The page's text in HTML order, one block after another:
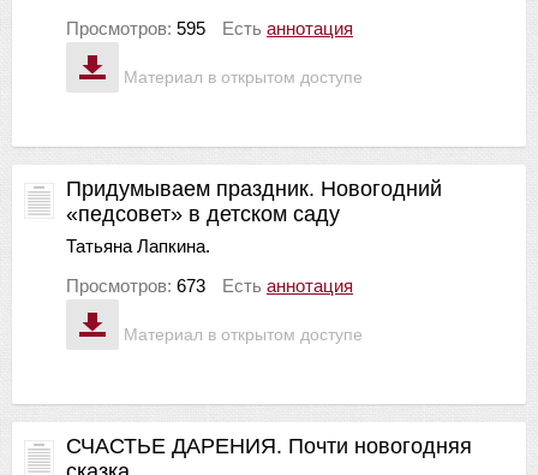
Материал в открытом доступе
Просмотров: 595 Есть аннотация
Материал в открытом доступе
Придумываем праздник. Новогодний
«педсовет» в детском саду
Татьяна Лапкина.
Просмотров: 673 Есть аннотация
СЧАСТЬЕ ДАРЕНИЯ. Почти новогодняя